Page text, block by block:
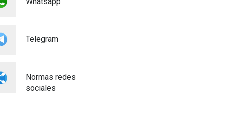
PAELLAS 2026
Telegram
Normas redes
sociales